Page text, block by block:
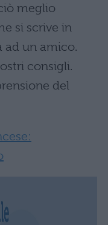
meglio
si scrive in
ad un amico.
consigli.
del